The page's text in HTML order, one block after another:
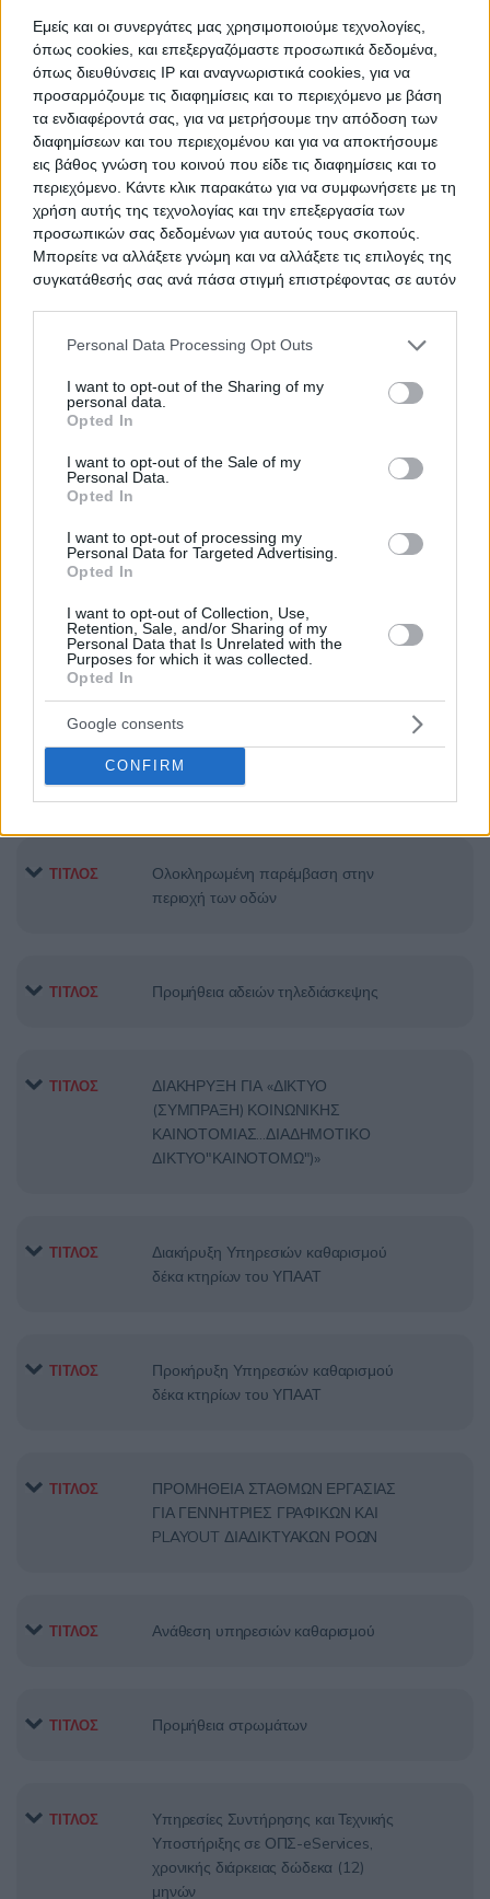
Εμείς και οι συνεργάτες μας χρησιμοποιούμε τεχνολογίες,
όπως cookies, και επεξεργαζόμαστε προσωπικά δεδομένα,
όπως διευθύνσεις IP και αναγνωριστικά cookies, για να
προσαρμόζουμε τις διαφημίσεις και το περιεχόμενο με βάση
τα ενδιαφέροντά σας, για να μετρήσουμε την απόδοση των
διαφημίσεων και του περιεχομένου και για να αποκτήσουμε
εις βάθος γνώση του κοινού που είδε τις διαφημίσεις και το
περιεχόμενο. Κάντε κλικ παρακάτω για να συμφωνήσετε με τη
χρήση αυτής της τεχνολογίας και την επεξεργασία των
προσωπικών σας δεδομένων για αυτούς τους σκοπούς.
Μπορείτε να αλλάξετε γνώμη και να αλλάξετε τις επιλογές της
συγκατάθεσής σας ανά πάσα στιγμή επιστρέφοντας σε αυτόν
Please note that this website/app uses one or more Google
not limited to your visit or usage behaviour. You may click to
grant or deny consent to Google and its third-party tags to
use your data for below specified purposes in below Google
consent section.
Personal Data Processing Opt Outs
I want to opt-out of the Sharing of my
personal data.
Opted In
I want to opt-out of the Sale of my
Personal Data.
Opted In
I want to opt-out of processing my
Personal Data for Targeted Advertising.
Opted In
I want to opt-out of Collection, Use,
Retention, Sale, and/or Sharing of my
Personal Data that Is Unrelated with the
Purposes for which it was collected.
Opted In
Google consents
CONFIRM
ΤΙΤΛΟΣ
Ψηφιακός Μετασχηματισμός
Διαδικασιών Κτήσης Ιθαγένειας
ΤΙΤΛΟΣ
ΕΝΕΡΓΕΙΑΚΗ ΑΝΑΒΑΘΜΙΣΗ
ΕΝΝΕΑ (9) ΣΧΟΛΙΚΩΝ
ΣΥΓΚΡΟΤΗΜΑΤΩΝ ΤΟΥ ΔΗΜΟΥ
ΑΘΗΝΑΙΩΝ ΣΤΙΣ 7 Δ.Κ.
εννέα Σχολών του ΕΜΠ»
ΑΠΟΛΥΜΑΝΣΗΣ /
ΑΡΜΟΔΙΟΤΗΤΑΣ Δ. ΑΘΗΝΑΙΩΝ
ΤΙΤΛΟΣ Ανάπτυξη διαδικτυακής εφαρμογής
ΤΙΤΛΟΣ
Προμήθεια μίας (1) συσκευής
προσομοίωσης ανατροπής/
ατυχημάτων και ζώνης»
ΤΙΤΛΟΣ
Ολοκληρωμένη παρέμβαση στην
περιοχή των οδών
ΤΙΤΛΟΣ Προμήθεια αδειών τηλεδιάσκεψης
ΤΙΤΛΟΣ
ΔΙΑΚΗΡΥΞΗ ΓΙΑ «ΔΙΚΤΥΟ
(ΣΥΜΠΡΑΞΗ) ΚΟΙΝΩΝΙΚΗΣ
ΚΑΙΝΟΤΟΜΙΑΣ…ΔΙΑΔΗΜΟΤΙΚΟ
ΔΙΚΤΥΟ"ΚΑΙΝΟΤΟΜΩ")»
ΤΙΤΛΟΣ
Διακήρυξη Υπηρεσιών καθαρισμού
δέκα κτηρίων του ΥΠΑΑΤ
ΤΙΤΛΟΣ
Προκήρυξη Υπηρεσιών καθαρισμού
δέκα κτηρίων του ΥΠΑΑΤ
ΤΙΤΛΟΣ
ΠΡΟΜΗΘΕΙΑ ΣΤΑΘΜΩΝ ΕΡΓΑΣΙΑΣ
ΓΙΑ ΓΕΝΝΗΤΡΙΕΣ ΓΡΑΦΙΚΩΝ ΚΑΙ
PLAYOUT ΔΙΑΔΙΚΤΥΑΚΩΝ ΡΟΩΝ
ΤΙΤΛΟΣ Ανάθεση υπηρεσιών καθαρισμού
ΤΙΤΛΟΣ Προμήθεια στρωμάτων
ΤΙΤΛΟΣ
Υπηρεσίες Συντήρησης και Τεχνικής
Υποστήριξης σε ΟΠΣ-eServices,
χρονικής διάρκειας δώδεκα (12)
μηνών